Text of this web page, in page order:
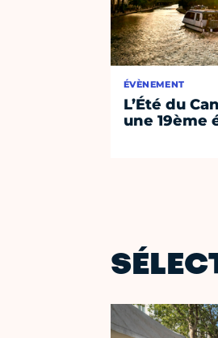
ÉVÈNEMENT
L’Été du
une 19ème